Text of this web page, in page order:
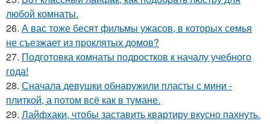
любой комнаты.
26. А вас тоже бесят фильмы ужасов, в которых семья
не съезжает из проклятых домов?
27. Подготовка комнаты подростков к началу учебного
года!
28. Сначала девушки обнаружили пласты с мини -
плиткой, а потом всё как в тумане.
29. Лайфхаки, чтобы заставить квартиру вкусно пахнуть.